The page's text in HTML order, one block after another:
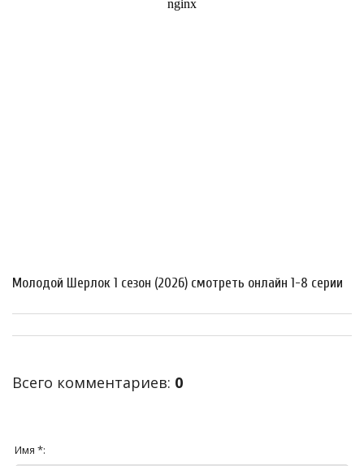
Молодой Шерлок 1 сезон (2026) смотреть онлайн 1-8 серии
Всего комментариев: 0
Имя *: